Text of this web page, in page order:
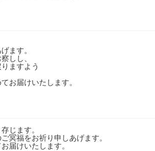
ます。
しし、
ますよう
お届けいたします。
じます。
冥福をお祈り申しあげます。
届けいたします。